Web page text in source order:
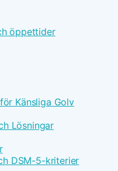
öppettider
Känsliga Golv
Lösningar
DSM-5-kriterier